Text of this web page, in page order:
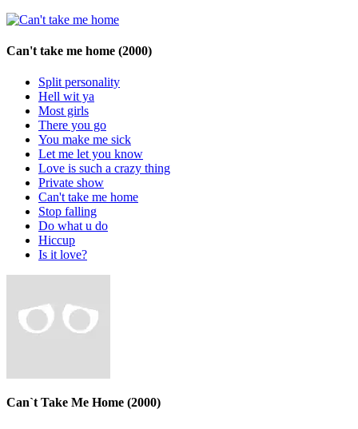
Can't take me home (2000)
Split personality
Hell wit ya
Most girls
There you go
You make me sick
Let me let you know
Love is such a crazy thing
Private show
Can't take me home
Stop falling
Do what u do
Hiccup
Is it love?
Can`t Take Me Home (2000)